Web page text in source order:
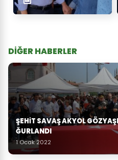
DİĞER HABERLER
ŞEHİT SAVAŞ AKYOL
ĞURLANDI
1 Ocak 2022